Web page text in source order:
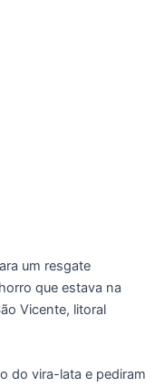
um resgate
que estava na
Vicente, litoral
do vira-lata e pediram